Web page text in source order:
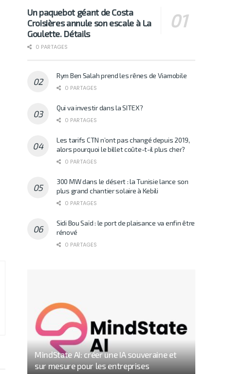
Un paquebot géant de Costa
Croisières annule son escale à La
Goulette. Détails
0 PARTAGES
Rym Ben Salah prend les rênes de Viamobile
0 PARTAGES
Qui va investir dans la SITEX?
0 PARTAGES
Les tarifs CTN n’ont pas changé depuis 2019,
alors pourquoi le billet coûte-t-il plus cher?
0 PARTAGES
300 MW dans le désert : la Tunisie lance son
plus grand chantier solaire à Kebili
0 PARTAGES
Sidi Bou Saïd : le port de plaisance va enfin être
rénové
0 PARTAGES
MindState AI: créer une IA souveraine et
sur mesure pour les entreprises